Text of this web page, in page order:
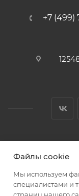
+7 (499)
Файлы cookie
Мы используем
специалистами и